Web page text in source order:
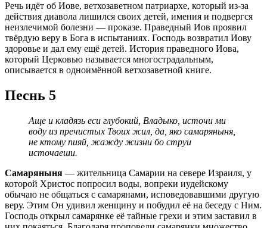
Речь идёт об Иове, ветхозаветном патриархе, который из-за
действия диавола лишился своих детей, имения и подвергся
неизлечимой болезни — проказе. Праведный Иов проявил
твёрдую веру в Бога в испытаниях. Господь возвратил Иову
здоровье и дал ему ещё детей. История праведного Иова,
который Церковью называется многострадальным,
описывается в одноимённой ветхозаветной книге.
Песнь 5
Аще и кладязь еси глубокий, Владыко, источи ми
воду из пречистых Твоих жил, да, яко самаряныня,
не ктому пияй, жажду жизни бо струи
источаеши.
Самаряныня — жительница Самарии на севере Израиля, у
которой Христос попросил воды, вопреки иудейскому
обычаю не общаться с самарянами, исповедовавшими другую
веру. Этим Он удивил женщину и побудил её на беседу с Ним.
Господь открыл самарянке её тайные грехи и этим заставил в